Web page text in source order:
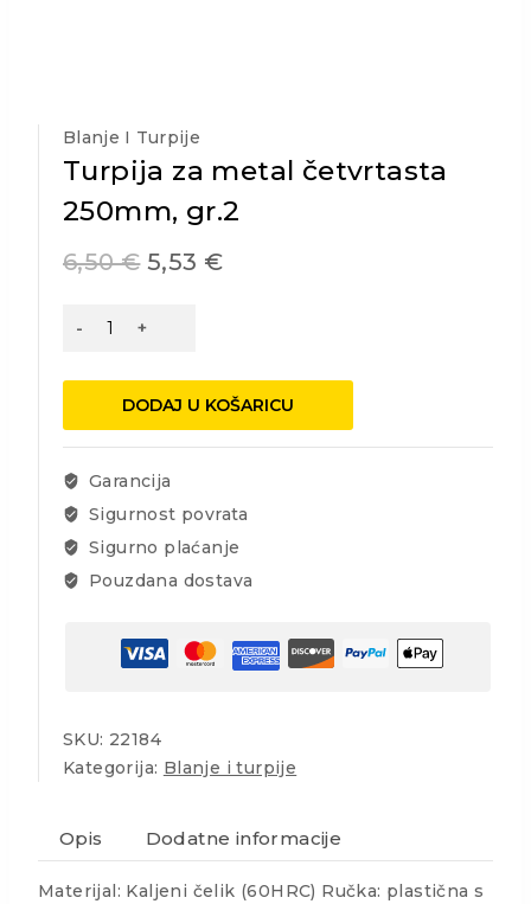
Blanje I Turpije
Turpija za metal četvrtasta
250mm, gr.2
6,50€ 5,53 €
Turpija
četvrtasta
gr.2
količina
DODAJ U KOŠARICU
Garancija
Sigurnost povrata
Sigurno plaćanje
Pouzdana dostava
SKU: 22184
Kategorija: Blanje i turpije
Opis Dodatne informacije
Materijal: Kaljeni čelik (60HRC) Ručka: plastična s